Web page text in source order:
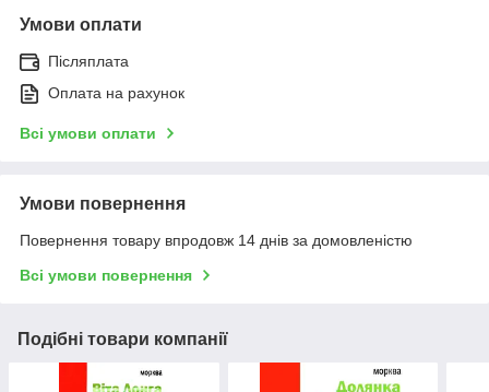
Умови оплати
Післяплата
Оплата на рахунок
Всі умови оплати
Умови повернення
Повернення товару впродовж 14 днів за домовленістю
Всі умови повернення
Подібні товари компанії